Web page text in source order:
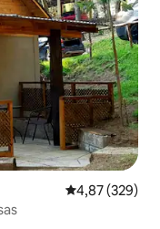
Vidutinis
4,87 (329)